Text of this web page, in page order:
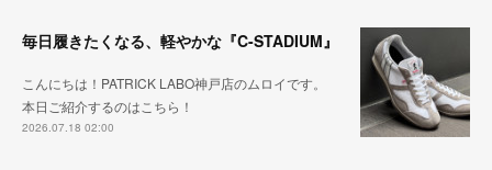
毎日履きたくなる、軽やかな『C-STADIUM』
こんにちは！PATRICK LABO神戸店のムロイです。
本日ご紹介するのはこちら！
2026.07.18 02:00